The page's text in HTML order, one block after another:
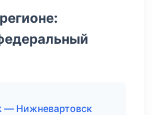
— Нижневартовск